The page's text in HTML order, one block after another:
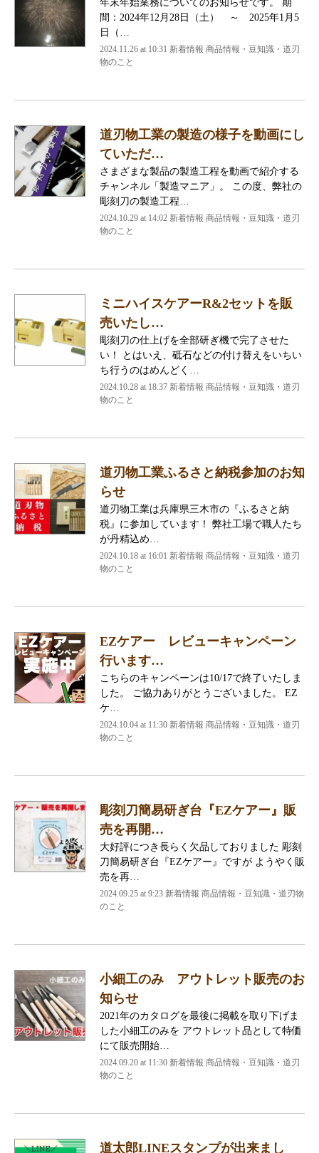
年末年始業務についてのお知らせです。 期
間：2024年12月28日（土） ～ 2025年1月5
日（…
2024.11.26 at 10:31 新着情報 商品情報・豆知識・道刃
物のこと
道刃物工業の製造の様子を動画にし
ていただ…
さまざまな製品の製造工程を動画で紹介する
チャンネル「製造マニア」。 この度、弊社の
彫刻刀の製造工程…
2024.10.29 at 14:02 新着情報 商品情報・豆知識・道刃
物のこと
ミニハイスケアーR&2セットを販
売いたし…
彫刻刀の仕上げを全部研ぎ機で完了させた
い！ とはいえ、砥石などの付け替えをいちい
ち行うのはめんどく…
2024.10.28 at 18:37 新着情報 商品情報・豆知識・道刃
物のこと
道刃物工業ふるさと納税参加のお知
らせ
道刃物工業は兵庫県三木市の『ふるさと納
税』に参加しています！ 弊社工場で職人たち
が丹精込め…
2024.10.18 at 16:01 新着情報 商品情報・豆知識・道刃
物のこと
EZケアー レビューキャンペーン
行います…
こちらのキャンペーンは10/17で終了いたしま
した。 ご協力ありがとうございました。 EZ
ケ…
2024.10.04 at 11:30 新着情報 商品情報・豆知識・道刃
物のこと
彫刻刀簡易研ぎ台『EZケアー』販
売を再開…
大好評につき長らく欠品しておりました 彫刻
刀簡易研ぎ台『EZケアー』ですが ようやく販
売を再…
2024.09.25 at 9:23 新着情報 商品情報・豆知識・道刃物
のこと
小細工のみ アウトレット販売のお
知らせ
2021年のカタログを最後に掲載を取り下げま
した小細工のみを アウトレット品として特価
にて販売開始…
2024.09.20 at 11:30 新着情報 商品情報・豆知識・道刃
物のこと
道太郎LINEスタンプが出来まし